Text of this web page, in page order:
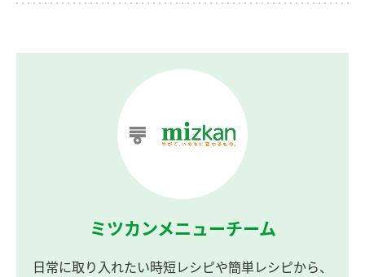
ミツカンメニューチーム
日常に取り入れたい時短レシピや簡単レシピから、